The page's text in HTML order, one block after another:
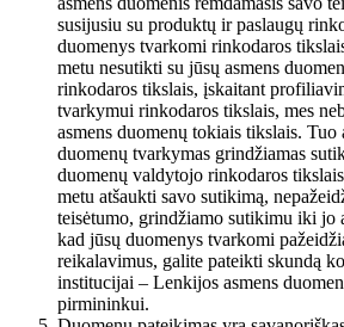
susijusiu su produktų ir paslaugų
duomenys tvarkomi rinkodaros
metu nesutikti su jūsų asmens
rinkodaros tikslais, įskaitant
tvarkymui rinkodaros tikslais, mes
asmens duomenų tokiais tikslais. Tuo
duomenų tvarkymas grindžiamas
duomenų valdytojo rinkodaros
metu atšaukti savo sutikimą,
teisėtumo, grindžiamo sutikimu iki jo
kad jūsų duomenys tvarkomi
reikalavimus, galite pateikti skundą
institucijai – Lenkijos asmens
pirmininkui.